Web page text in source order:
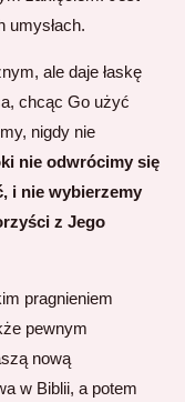
umysłach.
ale daje łaskę
chcąc Go użyć
nigdy nie
nie odwrócimy się
i nie wybierzemy
z Jego
pragnieniem
pewnym
nową
w Biblii, a potem